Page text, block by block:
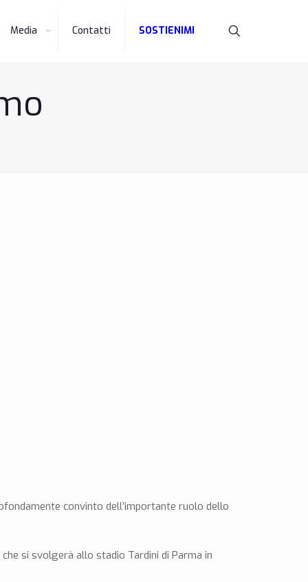
Media Contatti SOSTIENIMI
convinto dell’importante ruolo dello
si svolgerà allo stadio Tardini di Parma in